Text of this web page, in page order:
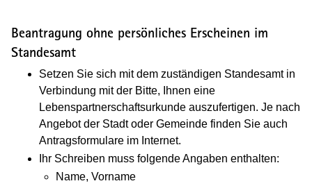
Beantragung ohne persönliches Erscheinen im
Standesamt
Setzen Sie sich mit dem zuständigen Standesamt in
Verbindung mit der Bitte, Ihnen eine
Lebenspartnerschaftsurkunde auszufertigen. Je nach
Angebot der Stadt oder Gemeinde finden Sie auch
Antragsformulare im Internet.
Ihr Schreiben muss folgende Angaben enthalten:
Name, Vorname